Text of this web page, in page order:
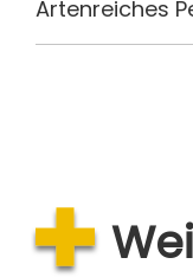
Artenreiches